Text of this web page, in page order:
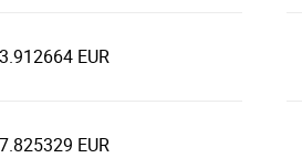
3.912664 EUR
7.825329 EUR